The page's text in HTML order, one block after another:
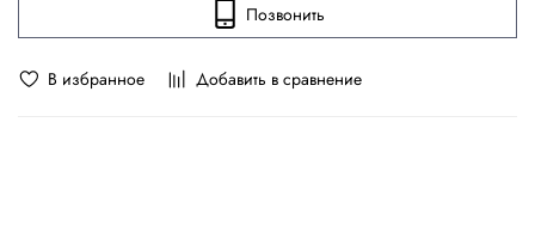
В избранное Добавить в сравнение
Позвонить